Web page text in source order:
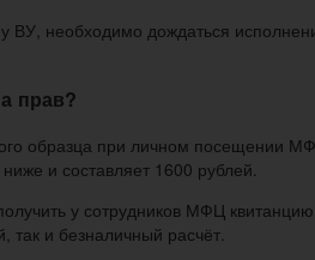
ВУ, необходимо дождаться
прав?
образца при личном посещении
и составляет 1600 рублей.
у сотрудников МФЦ
так и безналичный расчёт.